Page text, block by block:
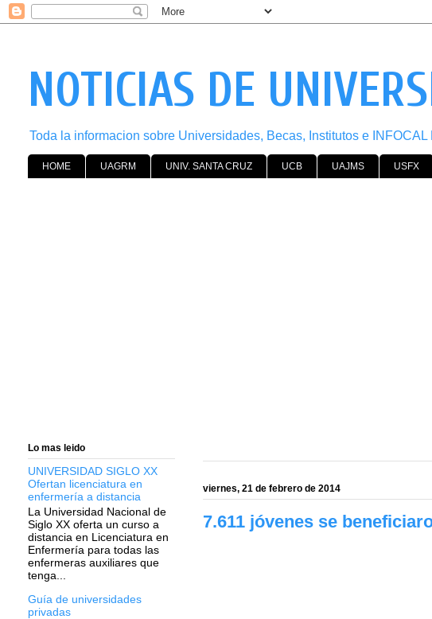
NOTICIAS DE
Toda la informacion sobre Universidades, Becas, Institutos e INFOCAL
HOME UAGRM UNIV. SANTA CRUZ UCB UAJMS USFX
viernes, 21 de febrero de 2014
7.611 jóvenes se
Lo mas leido
UNIVERSIDAD SIGLO XX
Ofertan licenciatura en
enfermería a distancia
La Universidad Nacional de
Siglo XX oferta un curso a
distancia en Licenciatura en
Enfermería para todas las
enfermeras auxiliares que
tenga...
Guía de universidades
privadas